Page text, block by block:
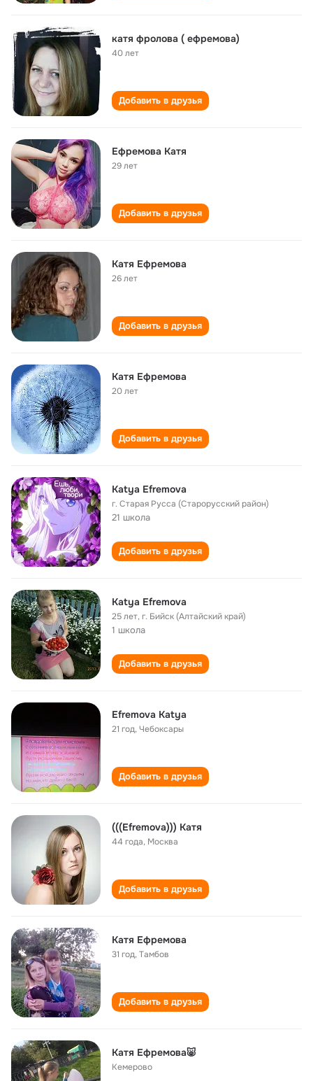
катя фролова ( ефремова)
40 лет
Добавить в друзья
Ефремова Катя
29 лет
Добавить в друзья
Катя Ефремова
26 лет
Добавить в друзья
Катя Ефремова
20 лет
Добавить в друзья
Katya Efremova
г. Старая Русса (Старорусский район)
21 школа
Добавить в друзья
Katya Efremova
25 лет,г. Бийск (Алтайский край)
1 школа
Добавить в друзья
Efremova Katya
21 год,Чебоксары
Добавить в друзья
(((Efremova))) Катя
44 года, Москва
Добавить в друзья
Кaтя Ефрeмовa
31 год,Тaмбов
Добавить в друзья
Катя Ефремова🐷
Кемерово